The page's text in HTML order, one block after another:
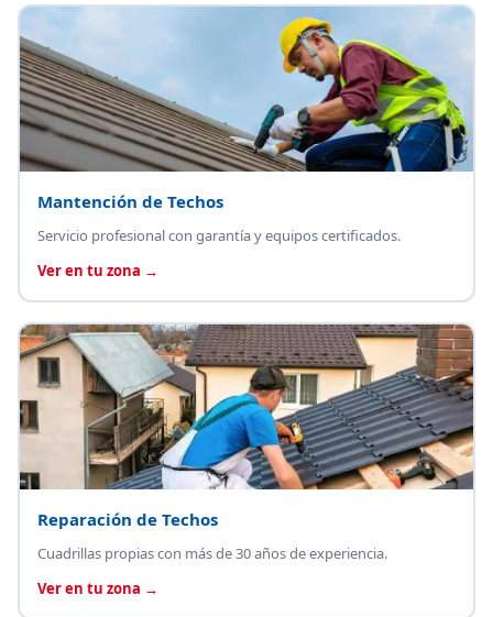
Mantención de Techos
Servicio profesional con garantía y equipos certificados.
Ver en tu zona →
Reparación de Techos
Cuadrillas propias con más de 30 años de experiencia.
Ver en tu zona →